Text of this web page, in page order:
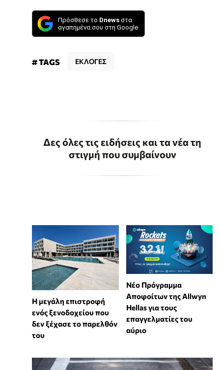
Πρόσθεσε το Dnews στα
αγαπημένα σου στη Google
# TAGS ΕΚΛΟΓΕΣ
Δες όλες τις ειδήσεις και τα νέα τη
στιγμή που συμβαίνουν
Η μεγάλη επιστροφή
ενός ξενοδοχείου που
δεν ξέχασε το παρελθόν
του
Νέο Πρόγραμμα
Αποφοίτων της Allwyn
Hellas για τους
επαγγελματίες του
αύριο